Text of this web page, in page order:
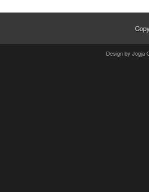
Design by Jogja